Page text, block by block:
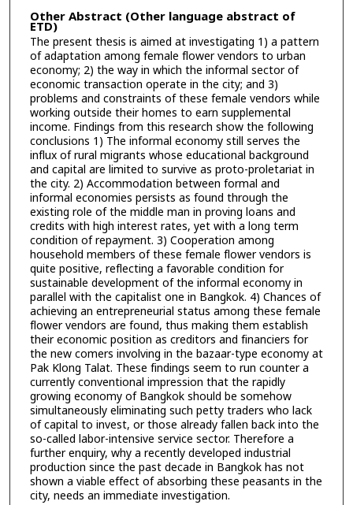
Other Abstract (Other language abstract of
ETD)
The present thesis is aimed at investigating 1) a pattern
of adaptation among female flower vendors to urban
economy; 2) the way in which the informal sector of
economic transaction operate in the city; and 3)
problems and constraints of these female vendors while
working outside their homes to earn supplemental
income. Findings from this research show the following
conclusions 1) The informal economy still serves the
influx of rural migrants whose educational background
and capital are limited to survive as proto-proletariat in
the city. 2) Accommodation between formal and
informal economies persists as found through the
existing role of the middle man in proving loans and
credits with high interest rates, yet with a long term
condition of repayment. 3) Cooperation among
household members of these female flower vendors is
quite positive, reflecting a favorable condition for
sustainable development of the informal economy in
parallel with the capitalist one in Bangkok. 4) Chances of
achieving an entrepreneurial status among these female
flower vendors are found, thus making them establish
their economic position as creditors and financiers for
the new comers involving in the bazaar-type economy at
Pak Klong Talat. These findings seem to run counter a
currently conventional impression that the rapidly
growing economy of Bangkok should be somehow
simultaneously eliminating such petty traders who lack
of capital to invest, or those already fallen back into the
so-called labor-intensive service sector. Therefore a
further enquiry, why a recently developed industrial
production since the past decade in Bangkok has not
shown a viable effect of absorbing these peasants in the
city, needs an immediate investigation.